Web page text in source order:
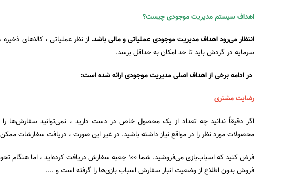
اهداف سیستم مدیریت موجودی چیست؟
انتظار می‌رود اهداف مدیریت موجودی عملیاتی و مالی باشد. از نظر عملیاتی ، کالاهای
سرمایه در گردش باید تا حد امکان به حداقل برسد.
در ادامه برخی از اهداف اصلی مدیریت موجودی ارائه شده است:
رضایت مشتری
اگر دقیقاً ندانید چه تعداد از یک محصول خاص در دست دارید ، نمی‌توانید سفارش‌ها
محصولات مورد نظر را در مواقع نیاز داشته باشید. در غیر این صورت ، دریافت سفارشات
فروش بدون اطلاع از وضعیت انبار سفارش اسباب بازی‌‌ها را گرفته است و ....